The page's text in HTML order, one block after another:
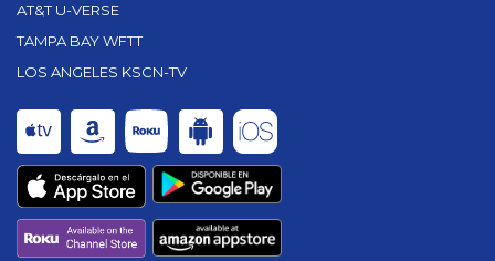
AT&T U-VERSE
TAMPA BAY WFTT
LOS ANGELES KSCN-TV